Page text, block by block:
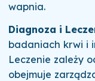
wapnia.
Diagnoza i
badaniach krwi i
Leczenie zależy
obejmuje